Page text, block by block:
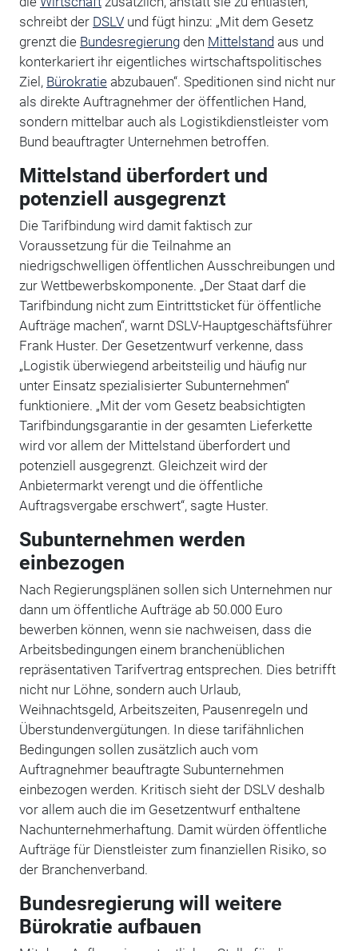
schreibt der DSLVund fügt hinzu: „Mit dem Gesetz
grenzt die Bundesregierungden Mittelstandaus und
konterkariert ihr eigentliches wirtschaftspolitisches
Ziel, Bürokratieabzubauen“. Speditionen sind nicht nur
als direkte Auftragnehmer der öffentlichen Hand,
sondern mittelbar auch als Logistikdienstleister vom
Bund beauftragter Unternehmen betroffen.
Mittelstand überfordert und
potenziell ausgegrenzt
Die Tarifbindung wird damit faktisch zur
Voraussetzung für die Teilnahme an
niedrigschwelligen öffentlichen Ausschreibungen und
zur Wettbewerbskomponente. „Der Staat darf die
Tarifbindung nicht zum Eintrittsticket für öffentliche
Aufträge machen“, warnt DSLV-Hauptgeschäftsführer
Frank Huster. Der Gesetzentwurf verkenne, dass
„Logistik überwiegend arbeitsteilig und häufig nur
unter Einsatz spezialisierter Subunternehmen“
funktioniere. „Mit der vom Gesetz beabsichtigten
Tarifbindungsgarantie in der gesamten Lieferkette
wird vor allem der Mittelstand überfordert und
potenziell ausgegrenzt. Gleichzeit wird der
Anbietermarkt verengt und die öffentliche
Auftragsvergabe erschwert“, sagte Huster.
Subunternehmen werden
einbezogen
Nach Regierungsplänen sollen sich Unternehmen nur
dann um öffentliche Aufträge ab 50.000 Euro
bewerben können, wenn sie nachweisen, dass die
Arbeitsbedingungen einem branchenüblichen
repräsentativen Tarifvertrag entsprechen. Dies betrifft
nicht nur Löhne, sondern auch Urlaub,
Weihnachtsgeld, Arbeitszeiten, Pausenregeln und
Überstundenvergütungen. In diese tarifähnlichen
Bedingungen sollen zusätzlich auch vom
Auftragnehmer beauftragte Subunternehmen
einbezogen werden. Kritisch sieht der DSLV deshalb
vor allem auch die im Gesetzentwurf enthaltene
Nachunternehmerhaftung. Damit würden öffentliche
Aufträge für Dienstleister zum finanziellen Risiko, so
der Branchenverband.
Bundesregierung will weitere
Bürokratie aufbauen